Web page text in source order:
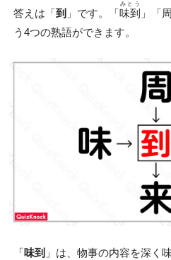
答えは「到 」です。「味到
みとう
」「
う4つの熟語ができます。
「味到 」は、物事の内容を深く